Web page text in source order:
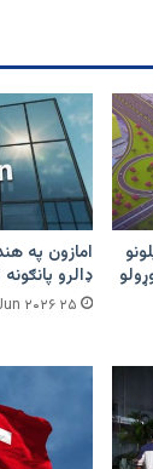
ډالرو
۲۵ Jun ۲۰۲۶